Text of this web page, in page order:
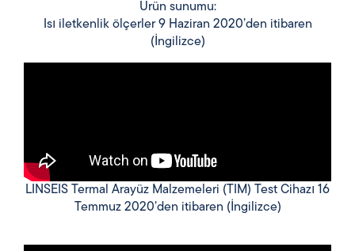
Ürün sunumu:
Isı iletkenlik ölçerler 9 Haziran 2020’den itibaren
(İngilizce)
LINSEIS Termal Arayüz Malzemeleri (TIM) Test Cihazı 16
Temmuz 2020’den itibaren (İngilizce)